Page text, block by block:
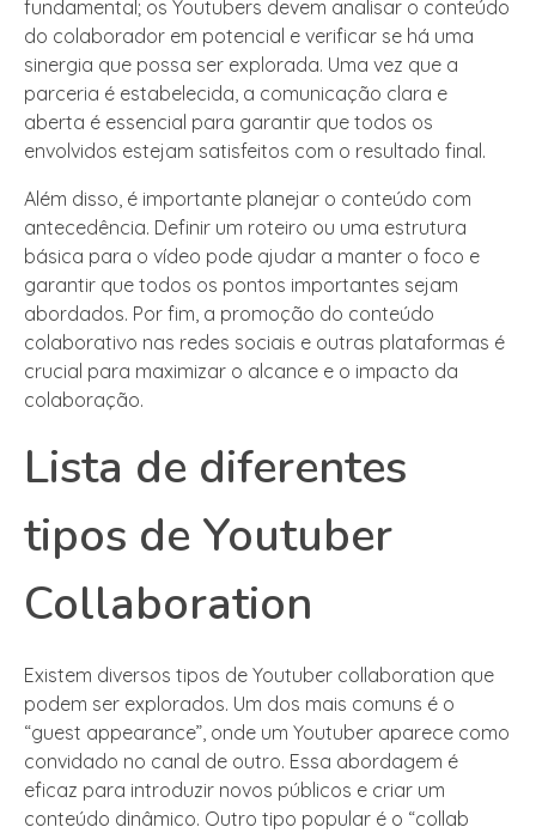
fundamental; os Youtubers devem analisar o conteúdo
do colaborador em potencial e verificar se há uma
sinergia que possa ser explorada. Uma vez que a
parceria é estabelecida, a comunicação clara e
aberta é essencial para garantir que todos os
envolvidos estejam satisfeitos com o resultado final.
Além disso, é importante planejar o conteúdo com
antecedência. Definir um roteiro ou uma estrutura
básica para o vídeo pode ajudar a manter o foco e
garantir que todos os pontos importantes sejam
abordados. Por fim, a promoção do conteúdo
colaborativo nas redes sociais e outras plataformas é
crucial para maximizar o alcance e o impacto da
colaboração.
Lista de diferentes
tipos de Youtuber
Collaboration
Existem diversos tipos de Youtuber collaboration que
podem ser explorados. Um dos mais comuns é o
“guest appearance”, onde um Youtuber aparece como
convidado no canal de outro. Essa abordagem é
eficaz para introduzir novos públicos e criar um
conteúdo dinâmico. Outro tipo popular é o “collab